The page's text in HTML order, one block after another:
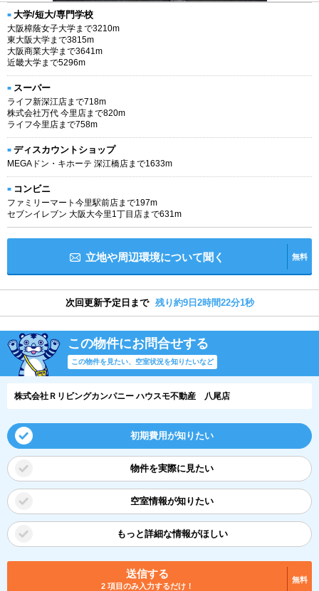
大学/短大/専門学校
大阪樟蔭女子大学まで3210m
東大阪大学まで3815m
大阪商業大学まで3641m
近畿大学まで5296m
スーパー
ライフ新深江店まで718m
株式会社万代 今里店まで820m
ライフ今里店まで758m
ディスカウントショップ
MEGAドン・キホーテ 深江橋店まで1633m
コンビニ
ファミリーマート今里駅前店まで197m
セブンイレブン 大阪大今里1丁目店まで631m
立地や周辺環境について聞く 無料
次回更新予定日まで 残り約9日2時間22分0秒
この物件にお問合せする
この物件を見たい、空室状況を知りたいなど
株式会社Ｒリビングカンパニー ハウスモ不動産 八尾店
初期費用が知りたい
物件を実際に見たい
空室情報が知りたい
もっと詳細な情報がほしい
送信する
2 項目のみ入力するだけ！
無料